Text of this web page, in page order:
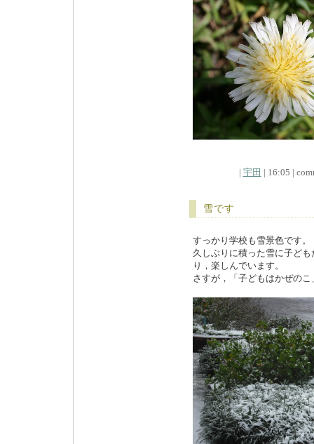
| 宇田 | 16:05 |
雪です
すっかり学校も雪景色です。
久しぶりに積った雪に子ど
り，楽しんでいます。
さすが，「子どもはかぜのこ